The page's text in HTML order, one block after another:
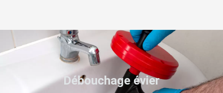
Débouchage évier